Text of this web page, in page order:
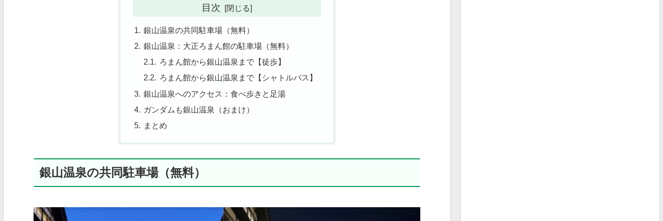
目次
銀山温泉の共同駐車場（無料）
銀山温泉：大正ろまん館の駐車場（無料）
ろまん館から銀山温泉まで【徒歩】
ろまん館から銀山温泉まで【シャトルバス】
銀山温泉へのアクセス：食べ歩きと足湯
ガンダムも銀山温泉（おまけ）
まとめ
銀山温泉の共同駐車場（無料）